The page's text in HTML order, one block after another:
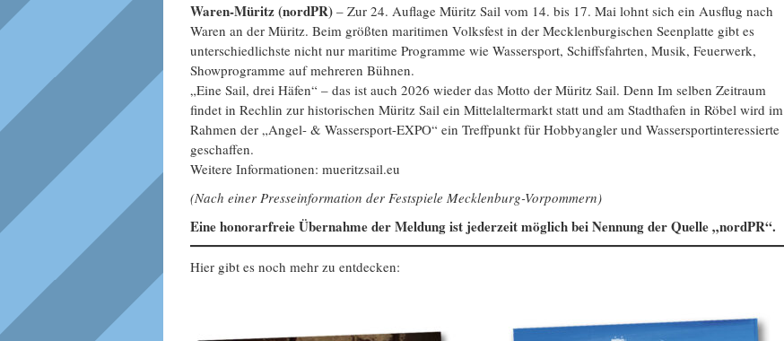
Waren-Müritz (nordPR) – Zur 24. Auflage Müritz Sail vom 14. bis 17. Mai lohnt sich ein Ausflug nach
Waren an der Müritz. Beim größten maritimen Volksfest in der Mecklenburgischen Seenplatte gibt es
unterschiedlichste nicht nur maritime Programme wie Wassersport, Schiffsfahrten, Musik, Feuerwerk,
Showprogramme auf mehreren Bühnen.
„Eine Sail, drei Häfen“ – das ist auch 2026 wieder das Motto der Müritz Sail. Denn Im selben Zeitraum
findet in Rechlin zur historischen Müritz Sail ein Mittelaltermarkt statt und am Stadthafen in Röbel wird im
Rahmen der „Angel- & Wassersport-EXPO“ ein Treffpunkt für Hobbyangler und Wassersportinteressierte
geschaffen.
Weitere Informationen: mueritzsail.eu
(Nach einer Presseinformation der Festspiele Mecklenburg-Vorpommern)
Eine honorarfreie Übernahme der Meldung ist jederzeit möglich bei Nennung der Quelle „nordPR“.
Hier gibt es noch mehr zu entdecken: